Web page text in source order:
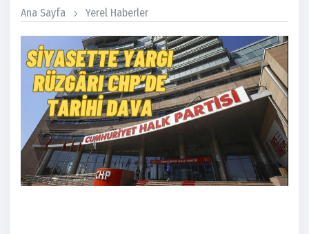
Ana Sayfa Yerel Haberler